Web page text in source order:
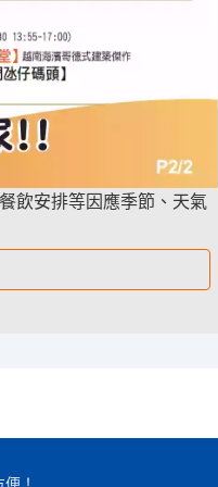
飲安排等因應季節、天氣